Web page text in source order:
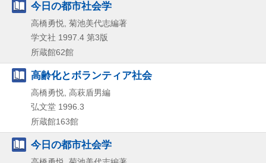
今日の都市社会学
高橋勇悦, 菊池美代志編著
学文社 1997.4 第3版
所蔵館62館
高齢化とボランティア社会
高橋勇悦, 高萩盾男編
弘文堂 1996.3
所蔵館163館
今日の都市社会学